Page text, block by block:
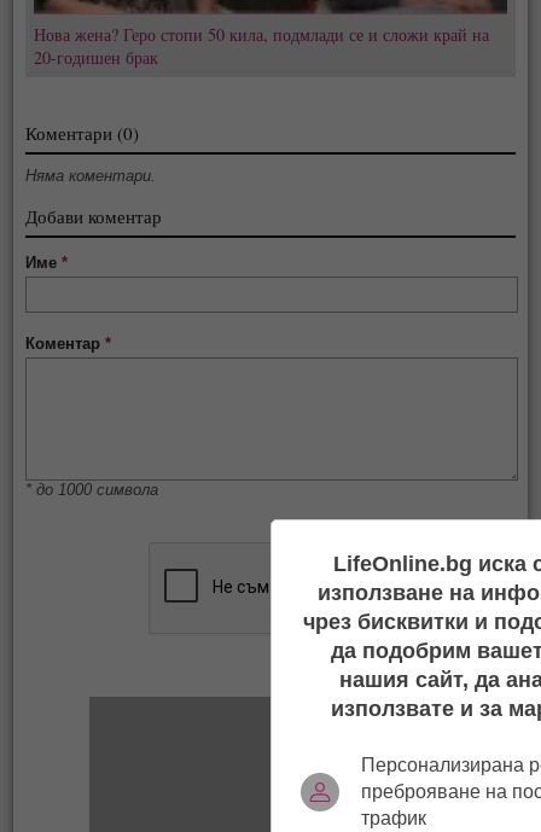
Нова жена? Геро стопи 50 кила, подмлади се и сложи край на
20-годишен брак
Коментари (0)
Няма коментари.
Добави коментар
Име*
Коментар*
* до 1000 символа
LifeOnline.bg иска
използване на
чрез бисквитки и
да подобрим
нашия сайт, да
използвате и за
Персонализирана
преброяване на
трафик